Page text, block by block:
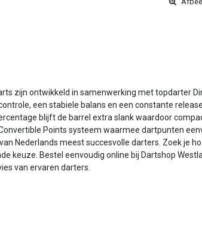
zijn ontwikkeld in samenwerking met topdarter
een stabiele balans en een constante
blijft de barrel extra slank waardoor
Points systeem waarmee dartpunten
Nederlands meest succesvolle darters. Zoek je
keuze. Bestel eenvoudig online bij Dartshop
van ervaren darters.